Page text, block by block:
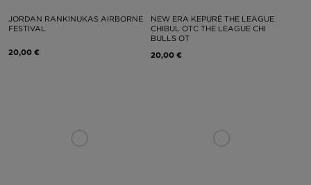
JORDAN RANKINUKAS AIRBORNE
FESTIVAL
20,00 €
NEW ERA KEPURĖ THE LEAGUE
CHIBUL OTC THE LEAGUE CHI
BULLS OT
20,00 €